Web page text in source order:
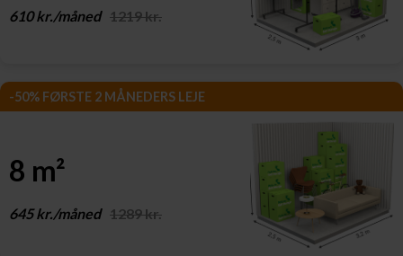
610 kr./måned 1219 kr.
-50% FØRSTE 2 MÅNEDERS LEJE
8 m²
645 kr./måned 1289 kr.